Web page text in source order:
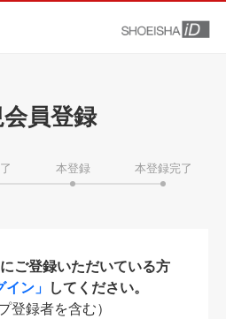
員登録
本登録 本登録完了
ご登録いただいている方
イン」 してください。
登録者を含む）